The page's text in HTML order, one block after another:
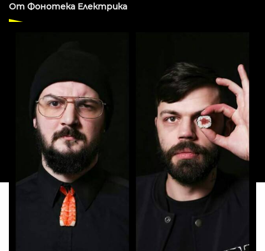
От Фонотека Електрика